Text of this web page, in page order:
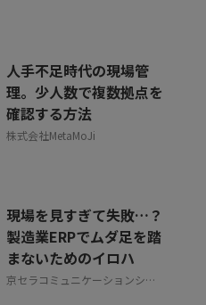
人手不足時代の現場管
理。少人数で複数拠点を
確認する方法
株式会社MetaMoJi
現場を見すぎて失敗…？
製造業ERPでムダ足を踏
まないためのイロハ
京セラコミュニケーションシス